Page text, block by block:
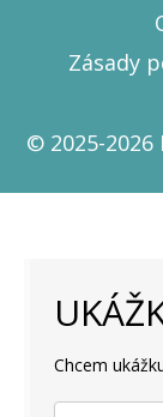
Zásady
© 2025-2026
Chcem